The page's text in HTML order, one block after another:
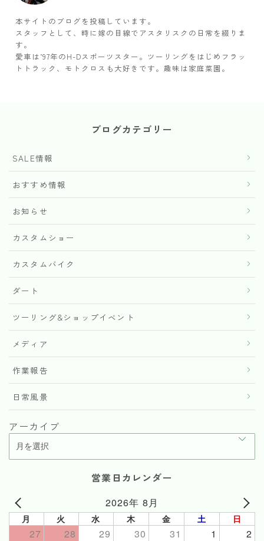
本サイトのブログを投稿しています。
スタッフとして、時に嫁の目線でアスタリスクの日常を綴りま
す。
愛車は’97年のH-Dスポーツスター。ツーリングをはじめフラッ
トトラック、モトクロスも大好きです。趣味は家庭菜園。
ブログカテゴリー
SALE情報
おすすめ情報
お知らせ
カスタムショー
カスタムバイク
ダート
ツーリング&ショップイベント
メディア
作業報告
日常風景
アーカイブ
営業日カレンダー
2026年 8月
月 火 水 木 金 土 日
27 28 29 30 31 1 2